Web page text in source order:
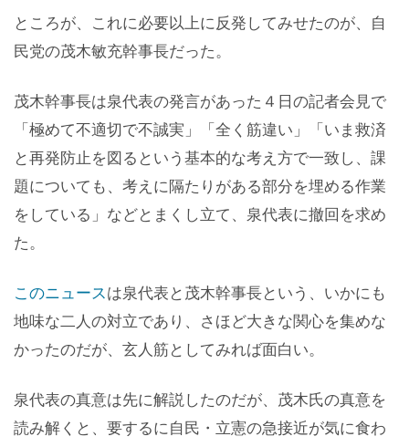
ところが、これに必要以上に反発してみせたのが、自
民党の茂木敏充幹事長だった。
茂木幹事長は泉代表の発言があった４日の記者会見で
「極めて不適切で不誠実」「全く筋違い」「いま救済
と再発防止を図るという基本的な考え方で一致し、課
題についても、考えに隔たりがある部分を埋める作業
をしている」などとまくし立て、泉代表に撤回を求め
た。
このニュースは泉代表と茂木幹事長という、いかにも
地味な二人の対立であり、さほど大きな関心を集めな
かったのだが、玄人筋としてみれば面白い。
泉代表の真意は先に解説したのだが、茂木氏の真意を
読み解くと、要するに自民・立憲の急接近が気に食わ